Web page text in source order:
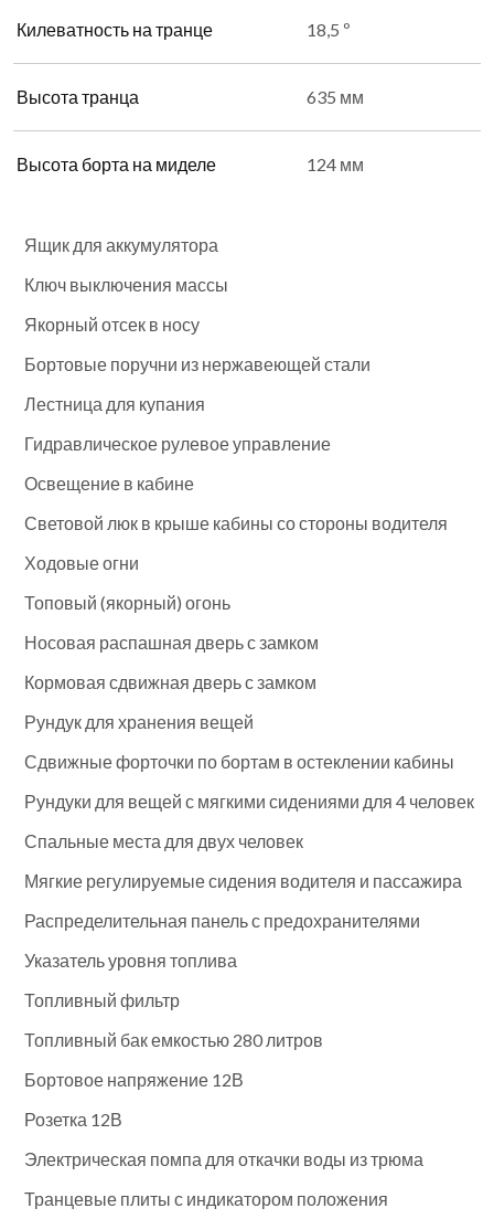
Килеватность на транце 18,5 º
Высота транца 635 мм
Высота борта на миделе 124 мм
Ящик для аккумулятора
Ключ выключения массы
Якорный отсек в носу
Бортовые поручни из нержавеющей стали
Лестница для купания
Гидравлическое рулевое управление
Освещение в кабине
Световой люк в крыше кабины со стороны водителя
Ходовые огни
Топовый (якорный) огонь
Носовая распашная дверь с замком
Кормовая сдвижная дверь с замком
Рундук для хранения вещей
Сдвижные форточки по бортам в остеклении кабины
Рундуки для вещей с мягкими сидениями для 4 человек
Спальные места для двух человек
Мягкие регулируемые сидения водителя и пассажира
Распределительная панель с предохранителями
Указатель уровня топлива
Топливный фильтр
Топливный бак емкостью 280 литров
Бортовое напряжение 12В
Розетка 12В
Электрическая помпа для откачки воды из трюма
Транцевые плиты с индикатором положения